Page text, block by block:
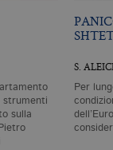
strumenti
sulla
S.
Per
1 giorno
è